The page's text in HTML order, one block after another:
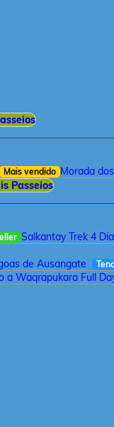
Mais vendido Morada
Passeios
Salkantay Trek 4
de Ausangate
a Waqrapukara Full